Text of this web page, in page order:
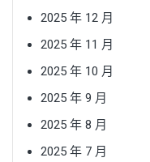
2025 年 12 月
2025 年 11 月
2025 年 10 月
2025 年 9 月
2025 年 8 月
2025 年 7 月